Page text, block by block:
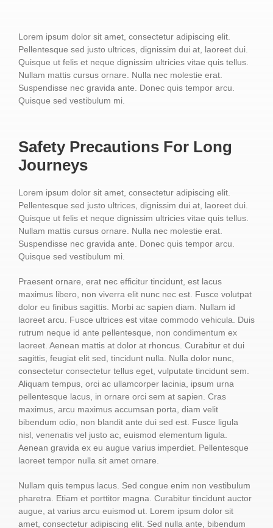
Lorem ipsum dolor sit amet, consectetur adipiscing elit.
Pellentesque sed justo ultrices, dignissim dui at, laoreet dui.
Quisque ut felis et neque dignissim ultricies vitae quis tellus.
Nullam mattis cursus ornare. Nulla nec molestie erat.
Suspendisse nec gravida ante. Donec quis tempor arcu.
Quisque sed vestibulum mi.
Safety Precautions For Long
Journeys
Lorem ipsum dolor sit amet, consectetur adipiscing elit.
Pellentesque sed justo ultrices, dignissim dui at, laoreet dui.
Quisque ut felis et neque dignissim ultricies vitae quis tellus.
Nullam mattis cursus ornare. Nulla nec molestie erat.
Suspendisse nec gravida ante. Donec quis tempor arcu.
Quisque sed vestibulum mi.
Praesent ornare, erat nec efficitur tincidunt, est lacus
maximus libero, non viverra elit nunc nec est. Fusce volutpat
dolor eu finibus sagittis. Morbi ac sapien diam. Nullam id
laoreet arcu. Fusce ultrices est vitae commodo vehicula. Duis
rutrum neque id ante pellentesque, non condimentum ex
laoreet. Aenean mattis at dolor at rhoncus. Curabitur et dui
sagittis, feugiat elit sed, tincidunt nulla. Nulla dolor nunc,
consectetur consectetur tellus eget, vulputate tincidunt sem.
Aliquam tempus, orci ac ullamcorper lacinia, ipsum urna
pellentesque lacus, in ornare orci sem at sapien. Cras
maximus, arcu maximus accumsan porta, diam velit
bibendum odio, non blandit ante dui sed est. Fusce ligula
nisl, venenatis vel justo ac, euismod elementum ligula.
Aenean gravida ex eu augue varius imperdiet. Pellentesque
laoreet tempor nulla sit amet ornare.
Nullam quis tempus lacus. Sed congue enim non vestibulum
pharetra. Etiam et porttitor magna. Curabitur tincidunt auctor
augue, at varius arcu euismod ut. Lorem ipsum dolor sit
amet, consectetur adipiscing elit. Sed nulla ante, bibendum